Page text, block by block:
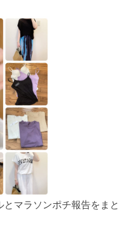
マラソンポチ報告をまと